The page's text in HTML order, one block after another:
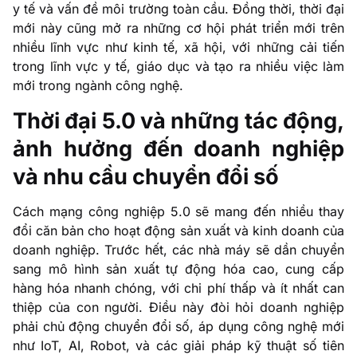
y tế và vấn đề môi trường toàn cầu. Đồng thời, thời đại
mới này cũng mở ra những cơ hội phát triển mới trên
nhiều lĩnh vực như kinh tế, xã hội, với những cải tiến
trong lĩnh vực y tế, giáo dục và tạo ra nhiều việc làm
mới trong ngành công nghệ.
Thời đại 5.0 và những tác động,
ảnh hưởng đến doanh nghiệp
và nhu cầu chuyển đổi số
Cách mạng công nghiệp 5.0 sẽ mang đến nhiều thay
đổi căn bản cho hoạt động sản xuất và kinh doanh của
doanh nghiệp. Trước hết, các nhà máy sẽ dần chuyển
sang mô hình sản xuất tự động hóa cao, cung cấp
hàng hóa nhanh chóng, với chi phí thấp và ít nhất can
thiệp của con người. Điều này đòi hỏi doanh nghiệp
phải chủ động chuyển đổi số, áp dụng công nghệ mới
như IoT, AI, Robot, và các giải pháp kỹ thuật số tiên